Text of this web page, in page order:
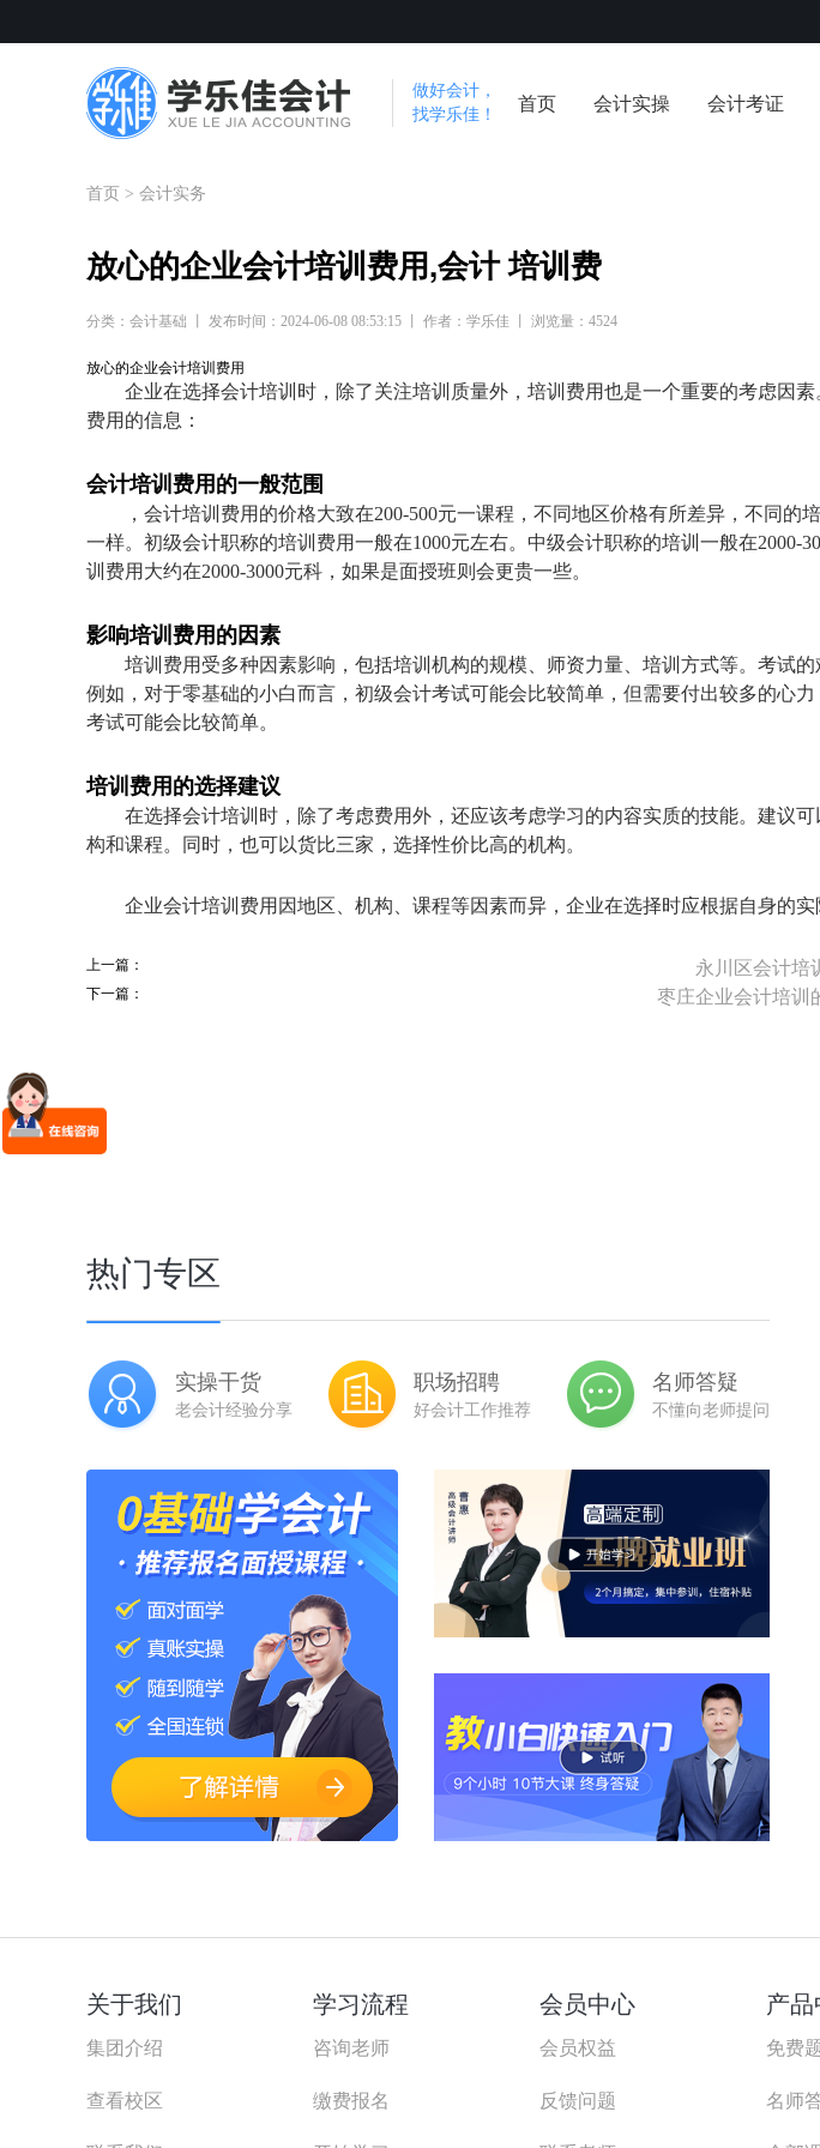
做好会计，
找学乐佳！
首页 会计实操 会计考证
首页 > 会计实务
放心的企业会计培训费用,会计 培训费
分类：会计基础 丨 发布时间：2024-06-08 08:53:15 丨 作者：学乐佳 丨 浏览量：4524
放心的企业会计培训费用
企业在选择会计培训时，除了关注培训质量外，培训费用也是一个重要的考虑因
费用的信息：
会计培训费用的一般范围
，会计培训费用的价格大致在200-500元一课程，不同地区价格有所差异，不同的
一样。初级会计职称的培训费用一般在1000元左右。中级会计职称的培训一般在2000-
训费用大约在2000-3000元科，如果是面授班则会更贵一些。
影响培训费用的因素
培训费用受多种因素影响，包括培训机构的规模、师资力量、培训方式等。考试的
例如，对于零基础的小白而言，初级会计考试可能会比较简单，但需要付出较多的心
考试可能会比较简单。
培训费用的选择建议
在选择会计培训时，除了考虑费用外，还应该考虑学习的内容实质的技能。建议
构和课程。同时，也可以货比三家，选择性价比高的机构。
企业会计培训费用因地区、机构、课程等因素而异，企业在选择时应根据自身的实
上一篇： 永川区会计培
下一篇： 枣庄企业会计培训
热门专区
实操干货
老会计经验分享
职场招聘
好会计工作推荐
名师答疑
不懂向老师提问
关于我们
集团介绍
查看校区
学习流程
咨询老师
缴费报名
会员中心
会员权益
反馈问题
产品
免费
名师